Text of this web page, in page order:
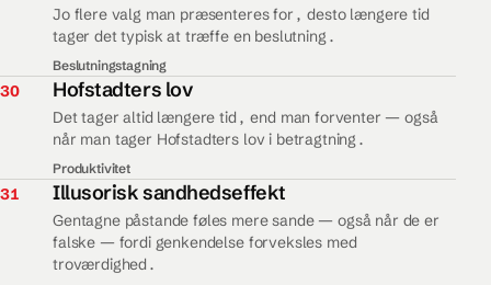
Jo flere valg man præsenteres for, desto længere tid
tager det typisk at træffe en beslutning.
Beslutningstagning
30 30.
Hofstadters lov
Det tager altid længere tid, end man forventer — også
når man tager Hofstadters lov i betragtning.
Produktivitet
31 31.
Illusorisk sandhedseffekt
Gentagne påstande føles mere sande — også når de er
falske — fordi genkendelse forveksles med
troværdighed.